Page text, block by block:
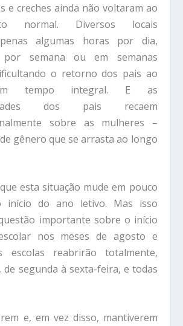
e creches ainda não voltaram ao
normal. Diversos locais
algumas horas por dia,
semana ou em semanas
o retorno dos pais ao
tempo integral. E as
dos pais recaem
sobre as mulheres –
gênero que se arrasta ao longo
esta situação mude em pouco
início do ano letivo. Mas isso
importante sobre o início
nos meses de agosto e
escolas reabrirão totalmente,
de segunda à sexta-feira, e todas
e, em vez disso, mantiverem